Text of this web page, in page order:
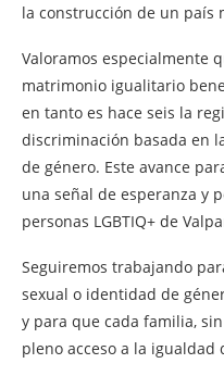
la construcción de un país
Valoramos especialmente
matrimonio igualitario
en tanto es hace seis la
discriminación basada en
de género. Este avance
una señal de esperanza y
personas LGBTIQ+ de
Seguiremos trabajando
sexual o identidad de
y para que cada familia,
pleno acceso a la